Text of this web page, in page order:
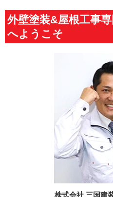
「天井にシミが…」「雨の日
になる症状がある方はお気軽
外壁塗装&屋根工事